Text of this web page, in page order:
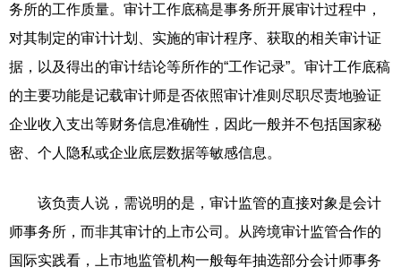
务所的工作质量。审计工作底稿是事务所开展审计过程中，
对其制定的审计计划、实施的审计程序、获取的相关审计证
据，以及得出的审计结论等所作的“工作记录”。审计工作底稿
的主要功能是记载审计师是否依照审计准则尽职尽责地验证
企业收入支出等财务信息准确性，因此一般并不包括国家秘
密、个人隐私或企业底层数据等敏感信息。
该负责人说，需说明的是，审计监管的直接对象是会计
师事务所，而非其审计的上市公司。从跨境审计监管合作的
国际实践看，上市地监管机构一般每年抽选部分会计师事务